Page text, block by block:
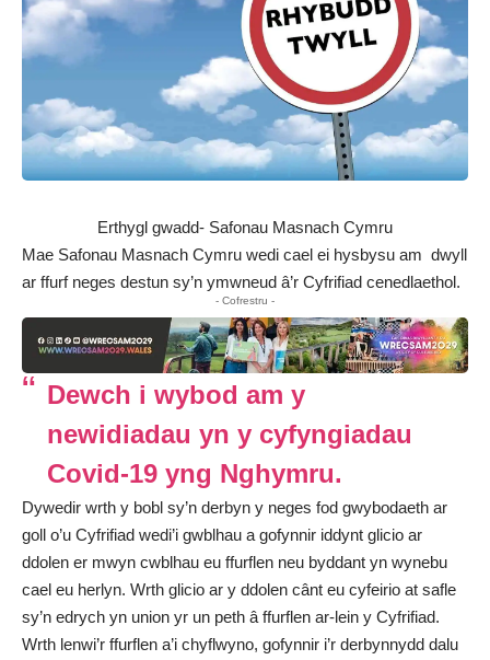
Erthygl gwadd- Safonau Masnach Cymru
Mae Safonau Masnach Cymru wedi cael ei hysbysu am dwyll
ar ffurf neges destun sy’n ymwneud â’r Cyfrifiad cenedlaethol.
- Cofrestru -
Dewch i wybod am y
newidiadau yn y cyfyngiadau
Covid-19 yng Nghymru.
Dywedir wrth y bobl sy’n derbyn y neges fod gwybodaeth ar
goll o’u Cyfrifiad wedi’i gwblhau a gofynnir iddynt glicio ar
ddolen er mwyn cwblhau eu ffurflen neu byddant yn wynebu
cael eu herlyn. Wrth glicio ar y ddolen cânt eu cyfeirio at safle
sy’n edrych yn union yr un peth â ffurflen ar-lein y Cyfrifiad.
Wrth lenwi’r ffurflen a’i chyflwyno, gofynnir i’r derbynnydd dalu